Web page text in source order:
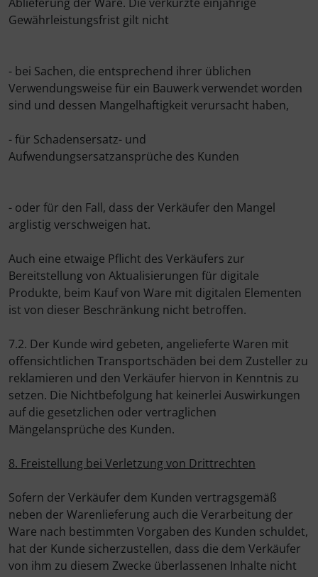
Gewährleistungsfrist gilt nicht
- bei Sachen, die entsprechend ihrer üblichen
Verwendungsweise für ein Bauwerk verwendet worden
sind und dessen Mangelhaftigkeit verursacht haben,
- für Schadensersatz- und
Aufwendungsersatzansprüche des Kunden
- oder für den Fall, dass der Verkäufer den Mangel
arglistig verschweigen hat.
Auch eine etwaige Pflicht des Verkäufers zur
Bereitstellung von Aktualisierungen für digitale
Produkte, beim Kauf von Ware mit digitalen Elementen
ist von dieser Beschränkung nicht betroffen.
7.2. Der Kunde wird gebeten, angelieferte Waren mit
offensichtlichen Transportschäden bei dem Zusteller zu
reklamieren und den Verkäufer hiervon in Kenntnis zu
setzen. Die Nichtbefolgung hat keinerlei Auswirkungen
auf die gesetzlichen oder vertraglichen
Mängelansprüche des Kunden.
8. Freistellung bei Verletzung von Drittrechten
Sofern der Verkäufer dem Kunden vertragsgemäß
neben der Warenlieferung auch die Verarbeitung der
Ware nach bestimmten Vorgaben des Kunden schuldet,
hat der Kunde sicherzustellen, dass die dem Verkäufer
von ihm zu diesem Zwecke überlassenen Inhalte nicht